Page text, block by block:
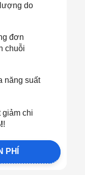
do
đơn
chuỗi
năng suất
giảm chi
!
PHÍ